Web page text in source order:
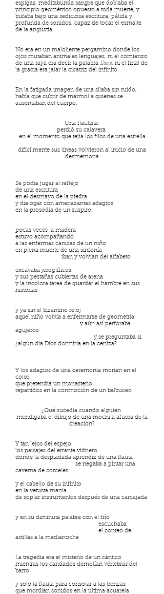
espigas, meditabunda sangre que doblaba el
principio geométrico opuesto a toda muerte, y
bufaba bajo una sediciosa escritura, pálida y
profunda de sonidos, capaz de tocar el esmalte
de la angustia.
No era en un maloliente pergamino donde los
ojos mutaban animales lenguajes, ni el comienzo
de una raya era decir la palabra Dios, ni el final de
la gracia era jalar la cicatriz del infinito.
En la fatigada imagen de una sílaba sin ruido,
había que cubrir de mármol a quienes se
ausentaban del cuerpo.
Una flautista
perdió su calavera
en el momento que tejía los filos de una estrella
difícilmente sus líneas volvieron al inicio de una
desmemoria
Se podía jugar al reflejo
de una escritura
en el desmayo de la piedra
y dialogar con amenazantes adagios
en la prosodia de un suspiro
pocas veces la madera
estuvo acompañando
a las enfermas canicas de un niño
en plena muerte de una sinfonía
iban y volvían del alfabeto
excavaba jeroglíficos
y sus pestañas cubiertas de arena
y la incolora tarea de guardar el hambre en sus
historias
y ya sin el bizantino reloj
aquel niño volvía a enfermarse de geometría
y aún así perforaba
agujeros
y se preguntaba si
¿algún día Dios dormiría en la ceniza?
Y los adagios de una ceremonia morían en el
color
que pretendía un monasterio
repartidos en la conmoción de un balbuceo
¿Qué sucedía cuando alguien
mendigaba el dibujo de una mochila afuera de la
creación?
Y tan lejos del espejo
los paisajes del errante vidriero
donde la despiadada aprendiz de una flauta
se negaba a pintar una
caverna de corceles
y el cabello de su infinito
en la vetusta manía
de soplar instrumentos después de una carcajada
y en su diminuta palabra con el frío
escuchaba
el conteo de
astillas a la medianoche
La tragedia era el misterio de un cántico
mientras los candados demolían vértebras del
barro
y solo la flauta para consolar a las trenzas
que mordían sonidos en la última acuarela